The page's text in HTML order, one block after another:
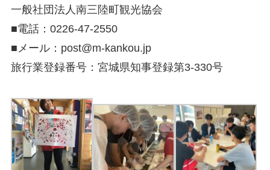
一般社団法人南三陸町観光協会
■電話：0226-47-2550
■メール：post@m-kankou.jp
旅行業登録番号：宮城県知事登録第3-330号